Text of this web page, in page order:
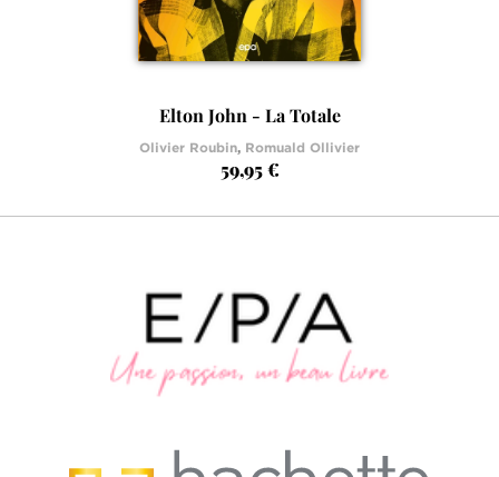
Elton John - La Totale
Olivier Roubin, Romuald Ollivier
59,95 €